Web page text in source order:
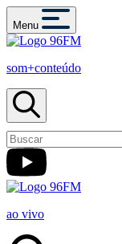
Menu
som+conteúdo
ao vivo